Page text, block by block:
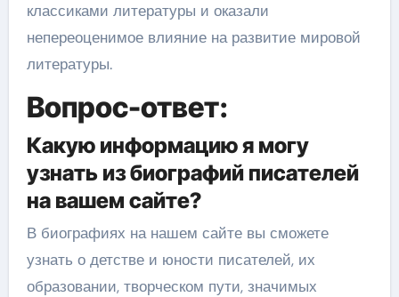
классиками литературы и оказали
непереоценимое влияние на развитие мировой
литературы.
Вопрос-ответ:
Какую информацию я могу
узнать из биографий писателей
на вашем сайте?
В биографиях на нашем сайте вы сможете
узнать о детстве и юности писателей, их
образовании, творческом пути, значимых